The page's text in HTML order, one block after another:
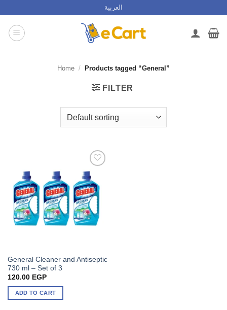
content
العربية
Home / Products tagged “General”
FILTER
General Cleaner and Antiseptic
730 ml – Set of 3
120.00EGP
ADD TO CART